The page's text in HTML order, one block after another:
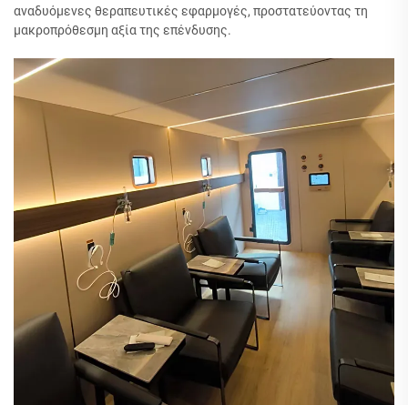
αναδυόμενες θεραπευτικές εφαρμογές, προστατεύοντας τη
μακροπρόθεσμη αξία της επένδυσης.